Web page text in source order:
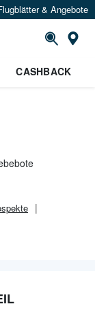
& Angebote
CASHBACK